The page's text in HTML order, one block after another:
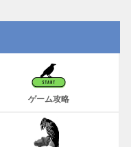
ゲーム攻略